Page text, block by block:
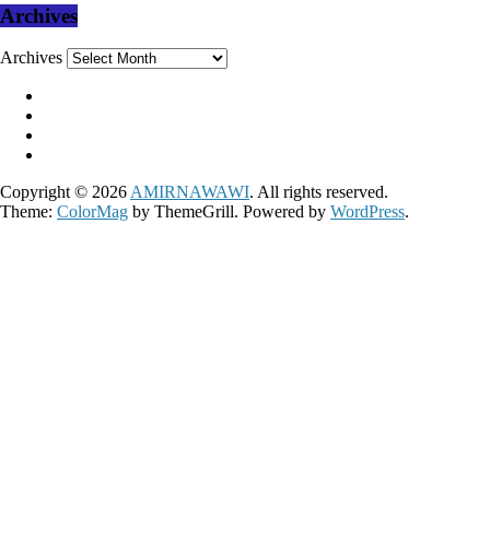
Archives
Archives
Copyright © 2026 AMIRNAWAWI. All rights reserved.
Theme: ColorMag by ThemeGrill. Powered by WordPress.